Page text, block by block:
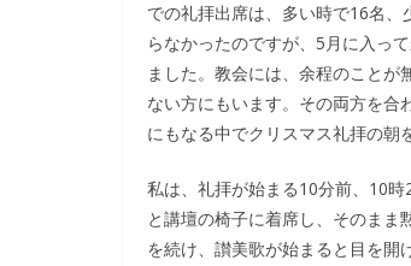
での礼拝出席は、多い時で16名
らなかったのですが、5月に入っ
ました。教会には、余程のこと
ない方にもいます。その両方を合
にもなる中でクリスマス礼拝の朝
私は、礼拝が始まる10分前、10
と講壇の椅子に着席し、そのまま
を続け、讃美歌が始まると目を開